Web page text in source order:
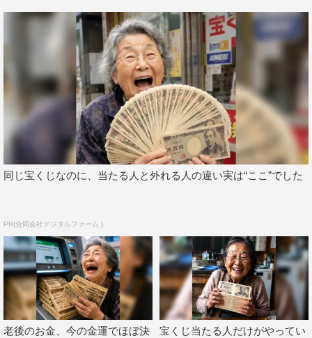
その山内は「1位を取るためにすごいの持ってきました」
と、地元・島根で捕れた2万円の松葉ガニを用意。さら
に、これまで毎度登場している島根の名産・しじみを今回
も使用すると宣言し、全員一抹の不安がよぎる。豚バラと
キムチを豪快に入れる大悟のうま辛スンドゥブキムチ鍋
に、チゲ鍋好きの佐々木は大喜び。ノブのカレー鍋は大悟
から「薄いカレー」とツッコまれるも、ノブにはある秘策
い！ 濃厚そう」と期待を寄せる。濱家はトビウオから、
だしをとる高級感たっぷりなしゃぶしゃぶを作る。華丸は
地元・博多の友人から取り寄せたモツを使い、華丸流に仕
上げるモツ鍋を調理。「本場のモツ鍋を食べてみたい」と
興味津々の佐々木と齊藤は何度も「おいしそう」と口にす
る。
同じ宝くじなのに、当たる人と外れる人の違い実は“ここ”でした
PR(合同会社デジタルファーム )
老後のお金、今の金運でほぼ決
宝くじ当たる人だけがやってい